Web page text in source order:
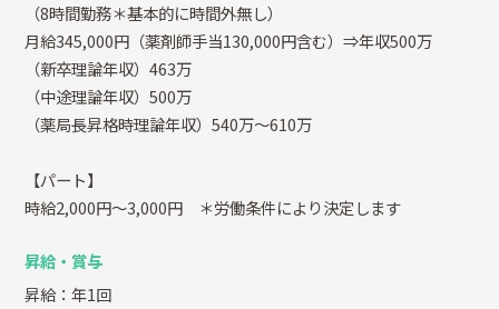
（8時間勤務＊基本的に時間外無し）
月給345,000円（薬剤師手当130,000円含む）⇒年収500万
（新卒理論年収）463万
（中途理論年収）500万
（薬局長昇格時理論年収）540万～610万
【パート】
時給2,000円～3,000円 ＊労働条件により決定します
昇給・賞与
昇給：年1回